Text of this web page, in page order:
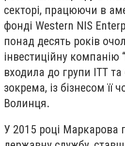
секторі, працюючи в
фонді Western NIS
понад десять років
інвестиційну компанію
входила до групи ITT та
зокрема, із бізнесом її
Волинця.
У 2015 році Маркарова